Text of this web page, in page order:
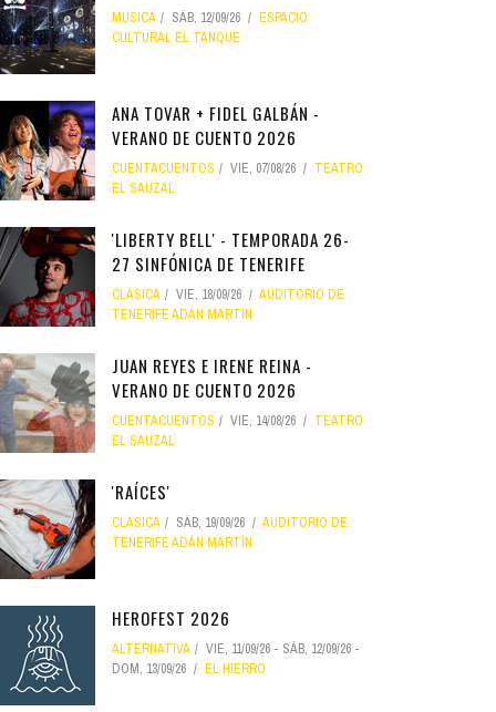
MÚSICA SÁB, 12/09/26
ESPACIO
CULTURAL EL TANQUE
ANA TOVAR + FIDEL GALBÁN -
VERANO DE CUENTO 2026
CUENTACUENTOS VIE, 07/08/26
TEATRO
EL SAUZAL
'LIBERTY BELL' - TEMPORADA 26-
27 SINFÓNICA DE TENERIFE
CLÁSICA VIE, 18/09/26
AUDITORIO DE
TENERIFE ADÁN MARTÍN
JUAN REYES E IRENE REINA -
VERANO DE CUENTO 2026
CUENTACUENTOS VIE, 14/08/26
TEATRO
EL SAUZAL
'RAÍCES'
CLÁSICA SÁB, 19/09/26
AUDITORIO DE
TENERIFE ADÁN MARTÍN
HEROFEST 2026
ALTERNATIVA VIE, 11/09/26 - SÁB, 12/09/26 -
DOM, 13/09/26
EL HIERRO